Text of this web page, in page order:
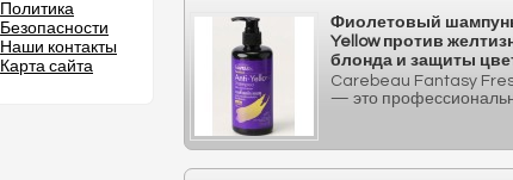
Политика
Безопасности
Наши контакты
Карта сайта
Фиолетовый
Yellow против
блонда и защиты
Carebeau Fantasy
— это